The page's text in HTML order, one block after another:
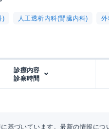
) 人工透析内科(腎臓内科) 外
診療内容
診察時間
基づいています。最新の情報につ